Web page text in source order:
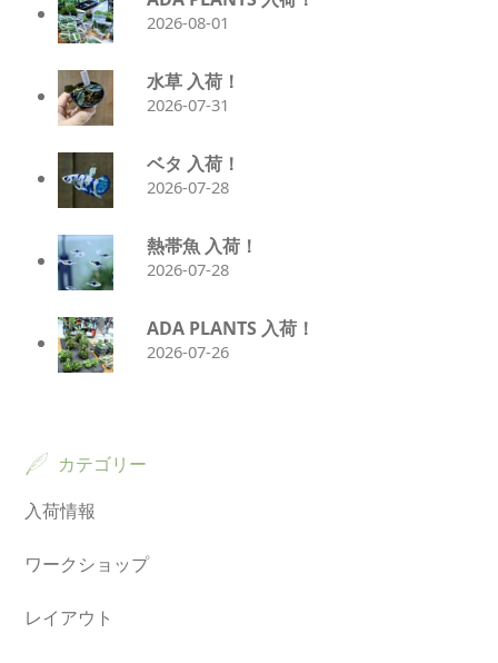
2026-08-01
水草 入荷！
2026-07-31
ベタ 入荷！
2026-07-28
熱帯魚 入荷！
2026-07-28
ADA PLANTS 入荷！
2026-07-26
カテゴリー
入荷情報
ワークショップ
レイアウト